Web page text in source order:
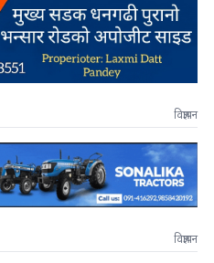
विज्ञापन
विज्ञापन